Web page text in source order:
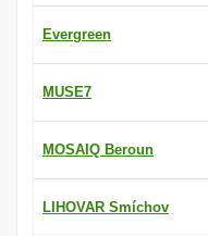
Evergreen
MUSE7
MOSAIQ Beroun
LIHOVAR Smíchov